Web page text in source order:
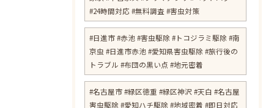
#24時間対応 #無料調査 #害虫対策
​#日進市 #赤池 #害虫駆除 #トコジラミ駆除 #南
京虫 #日進市赤池 #愛知県害虫駆除 #旅行後の
トラブル #布団の黒い点 #地元密着
#名古屋市 #緑区徳重 #緑区神沢 #天白 #名古屋
害虫駆除 #愛知ハチ駆除 #地域密着 #即日対応